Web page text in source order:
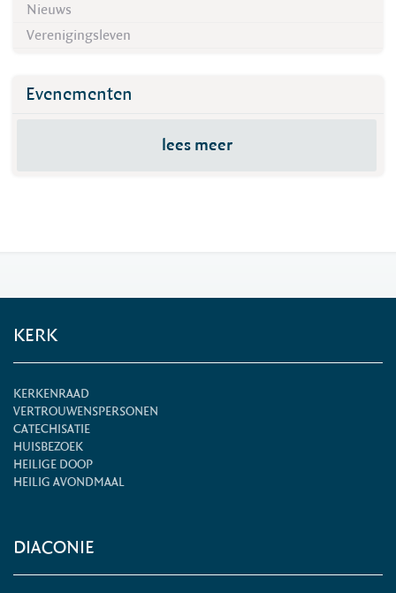
Nieuws
Verenigingsleven
Evenementen
lees meer
KERK
KERKENRAAD
VERTROUWENSPERSONEN
CATECHISATIE
HUISBEZOEK
HEILIGE DOOP
HEILIG AVONDMAAL
DIACONIE